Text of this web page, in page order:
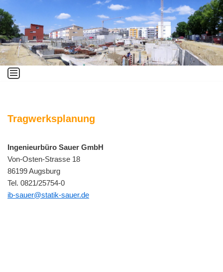
Zum
Inhalt
springen
Tragwerksplanung
Ingenieurbüro Sauer GmbH
Von-Osten-Strasse 18
86199 Augsburg
Tel. 0821/25754-0
ib-sauer@statik-sauer.de